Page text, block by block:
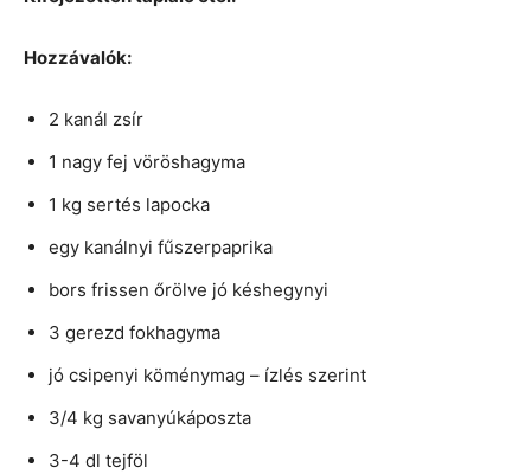
Hozzávalók:
2 kanál zsír
1 nagy fej vöröshagyma
1 kg sertés lapocka
egy kanálnyi fűszerpaprika
bors frissen őrölve jó késhegynyi
3 gerezd fokhagyma
jó csipenyi köménymag – ízlés szerint
3/4 kg savanyúkáposzta
3-4 dl tejföl